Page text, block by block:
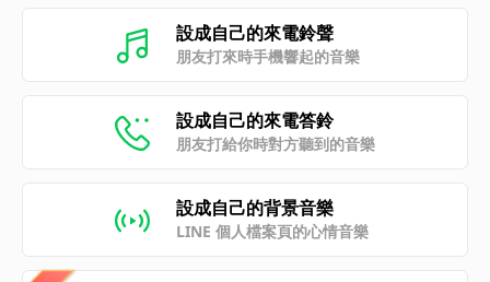
設成自己的來電鈴聲
朋友打來時手機響起的音樂
設成自己的來電答鈴
朋友打給你時對方聽到的音樂
設成自己的背景音樂
LINE 個人檔案頁的心情音樂